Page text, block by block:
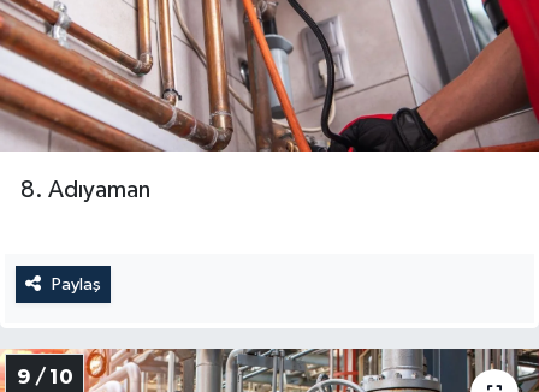
8. Adıyaman
Paylaş
9 / 10